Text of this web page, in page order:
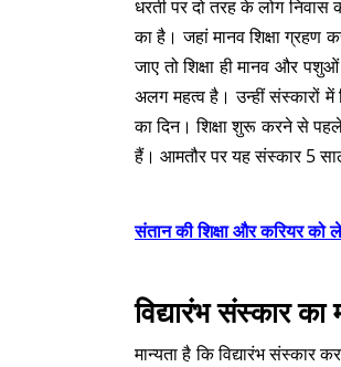
धरती पर दो तरह के लोग
का है। जहां मानव शिक्षा
जाए तो शिक्षा ही मानव और
अलग महत्व है। उन्हीं संस्कारों में
का दिन। शिक्षा शुरू करने से
हैं। आमतौर पर यह संस्कार 5
संतान की शिक्षा और करियर को
विद्यारंभ संस्कार का
मान्यता है कि विद्यारंभ